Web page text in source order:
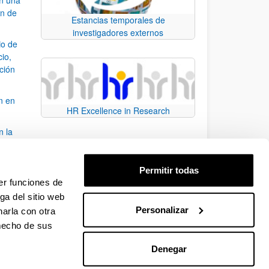
funciones de
del sitio web
con otra
de sus
Permitir todas
Personalizar
Denegar
de
de
en
la
desplazarse.
Estancias temporales de
investigadores externos
HR Excellence in Research